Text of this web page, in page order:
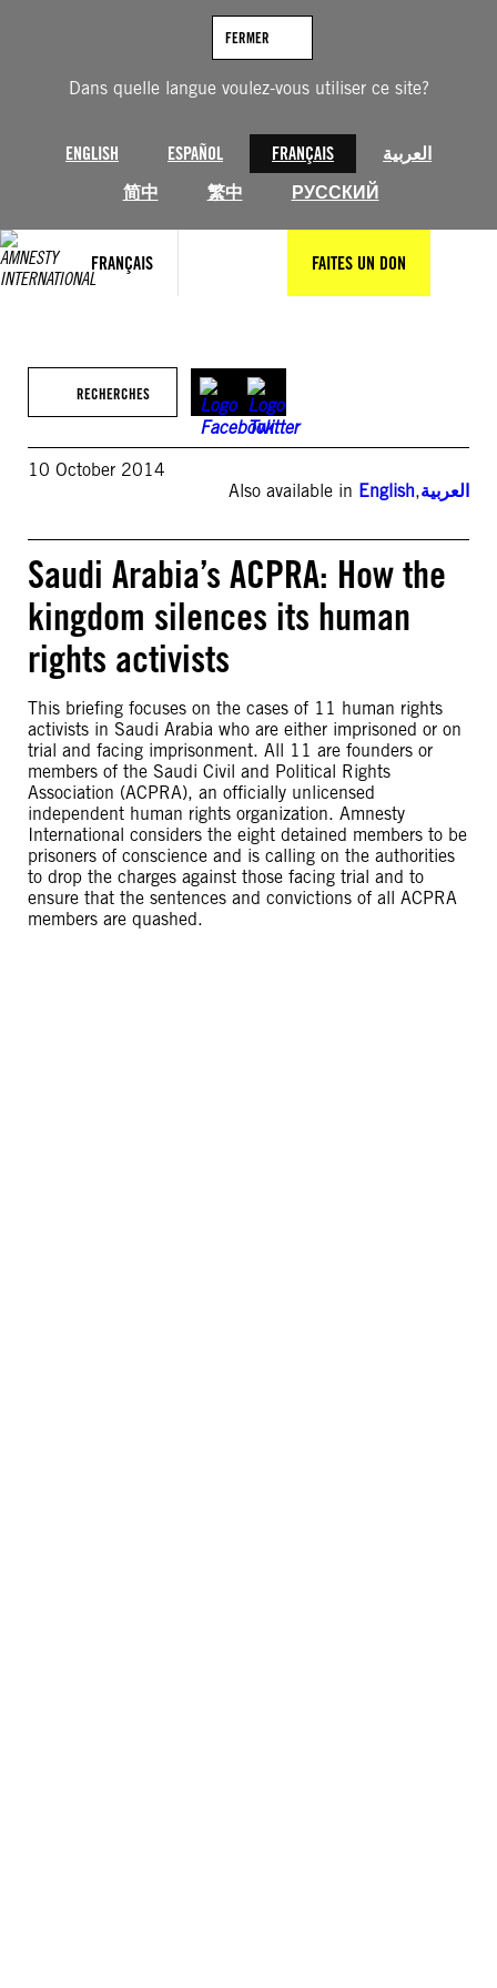
Dans quelle langue voulez-vous utiliser ce site?
ENGLISH ESPAÑOL FRANÇAIS
العربية
简中
繁中 РУССКИЙ
FERMER
FRANÇAIS FAITES UN DON
RECHERCHES
10 October 2014
Also available in English,العربية
Saudi Arabia’s ACPRA: How the
kingdom silences its human
rights activists
This briefing focuses on the cases of 11 human rights
activists in Saudi Arabia who are either imprisoned or on
trial and facing imprisonment. All 11 are founders or
members of the Saudi Civil and Political Rights
Association (ACPRA), an officially unlicensed
independent human rights organization. Amnesty
International considers the eight detained members to be
prisoners of conscience and is calling on the authorities
to drop the charges against those facing trial and to
ensure that the sentences and convictions of all ACPRA
members are quashed.